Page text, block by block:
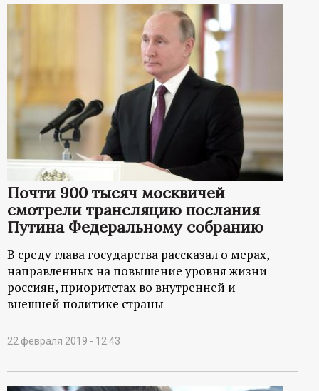
Почти 900 тысяч москвичей
смотрели трансляцию послания
Путина Федеральному собранию
В среду глава государства рассказал о мерах,
направленных на повышение уровня жизни
россиян, приоритетах во внутренней и
внешней политике страны
22 февраля 2019 - 12:43